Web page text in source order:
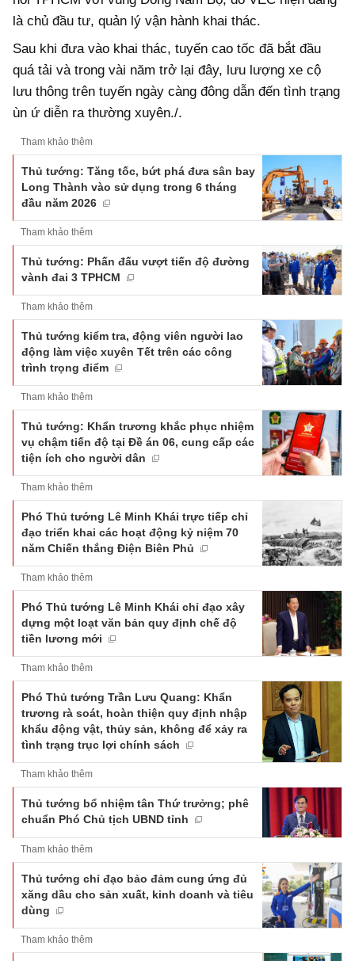
là chủ đầu tư, quản lý vận hành khai thác.
Sau khi đưa vào khai thác, tuyến cao tốc đã bắt đầu
quá tải và trong vài năm trở lại đây, lưu lượng xe cộ
lưu thông trên tuyến ngày càng đông dẫn đến tình trạng
ùn ứ diễn ra thường xuyên./.
Tham khảo thêm
Thủ tướng: Tăng tốc, bứt phá đưa sân bay
Long Thành vào sử dụng trong 6 tháng
đầu năm 2026
Tham khảo thêm
Thủ tướng: Phấn đấu vượt tiến độ đường
vành đai 3 TPHCM
Tham khảo thêm
Thủ tướng kiểm tra, động viên người lao
động làm việc xuyên Tết trên các công
trình trọng điểm
Tham khảo thêm
Thủ tướng: Khẩn trương khắc phục nhiệm
vụ chậm tiến độ tại Đề án 06, cung cấp các
tiện ích cho người dân
Tham khảo thêm
Phó Thủ tướng Lê Minh Khái trực tiếp chỉ
đạo triển khai các hoạt động kỷ niệm 70
năm Chiến thắng Điện Biên Phủ
Tham khảo thêm
Phó Thủ tướng Lê Minh Khái chỉ đạo xây
dựng một loạt văn bản quy định chế độ
tiền lương mới
Tham khảo thêm
Phó Thủ tướng Trần Lưu Quang: Khẩn
trương rà soát, hoàn thiện quy định nhập
khẩu động vật, thủy sản, không để xảy ra
tình trạng trục lợi chính sách
Tham khảo thêm
Thủ tướng bổ nhiệm tân Thứ trưởng; phê
chuẩn Phó Chủ tịch UBND tỉnh
Tham khảo thêm
Thủ tướng chỉ đạo bảo đảm cung ứng đủ
xăng dầu cho sản xuất, kinh doanh và tiêu
dùng
Tham khảo thêm